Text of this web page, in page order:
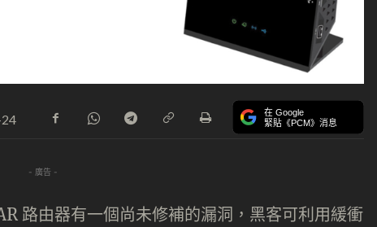
在 Google
緊貼《PCM》消息
- 廣告 -
路由器有一個尚未修補的漏洞，黑客可利用緩衝